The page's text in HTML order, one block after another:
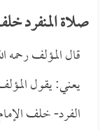
صلاة المنفرد
قال المؤلف رحمه
يعني: يقول
الفرد- خلف